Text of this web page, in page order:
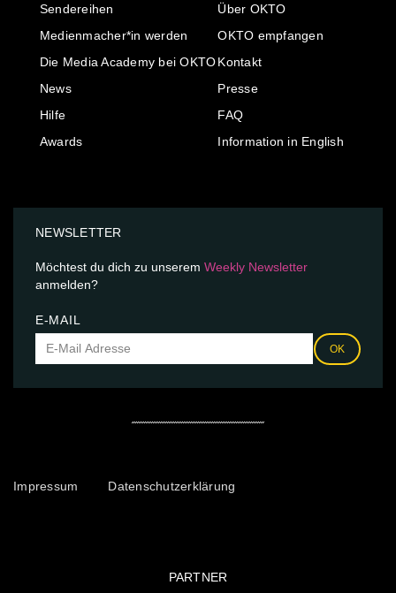
Sendereihen
Medienmacher*in werden
Die Media Academy bei OKTO
News
Hilfe
Awards
Über OKTO
OKTO empfangen
Kontakt
Presse
FAQ
Information in English
NEWSLETTER
Möchtest du dich zu unserem Weekly Newsletter
anmelden?
E-MAIL
OK
Impressum Datenschutzerklärung
PARTNER